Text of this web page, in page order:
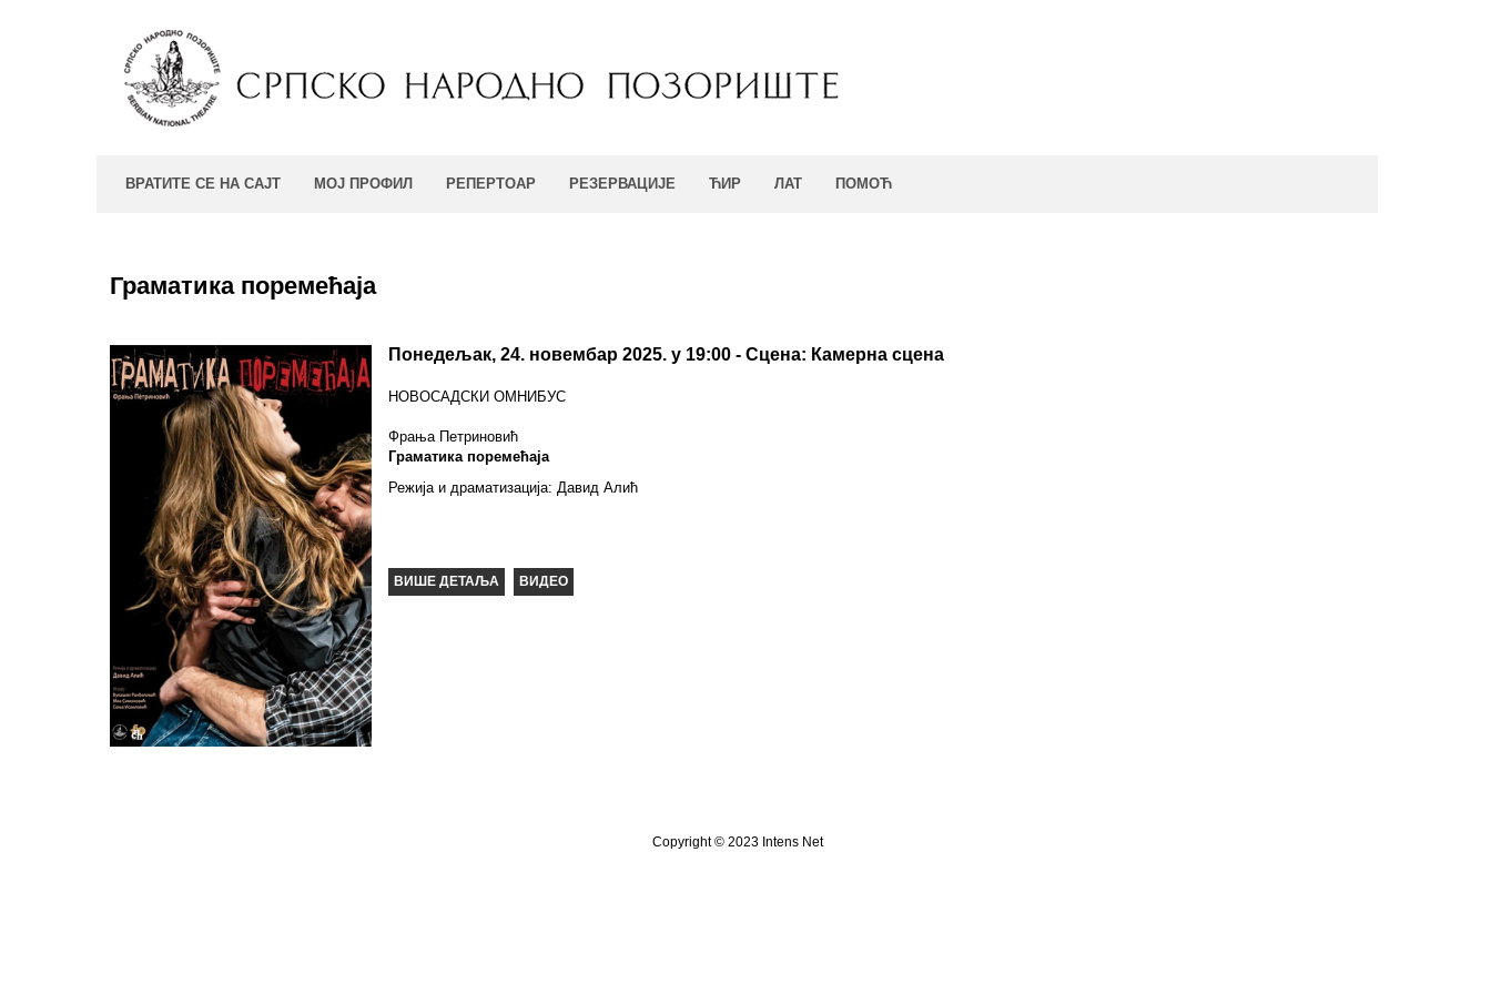
ВРАТИТЕ СЕ НА САЈТ МОЈ ПРОФИЛ РЕПЕРТОАР РЕЗЕРВАЦИЈЕ ЋИР ЛАТ ПОМОЋ
Граматика поремећаја
Понедељак, 24. новембар 2025. у 19:00 - Сцена: Камернa сцена
НОВОСАДСКИ ОМНИБУС
Фрања Петриновић
Граматика поремећаја
Режија и драматизација: Давид Алић
Copyright © 2023 Intens Net